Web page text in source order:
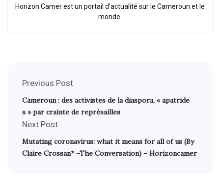
Horizon Camer est un portail d’actualité sur le Cameroun et le
monde.
Previous Post
Cameroun : des activistes de la diaspora, « apatride
s » par crainte de représailles
Next Post
Mutating coronavirus: what it means for all of us (By
Claire Crossan* –The Conversation) – Horizoncamer